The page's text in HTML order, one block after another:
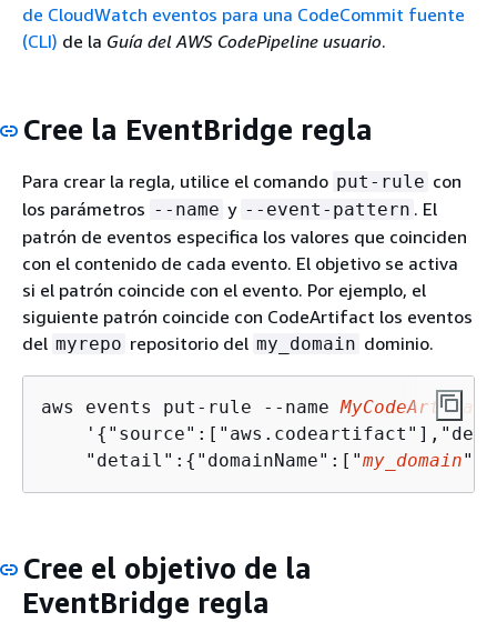
de CloudWatch eventos para una CodeCommit fuente
(CLI) de la Guía del AWS CodePipeline usuario.
Cree la EventBridge regla
Para crear la regla, utilice el comando put-rule con
los parámetros --name y --event-pattern . El
patrón de eventos especifica los valores que coinciden
con el contenido de cada evento. El objetivo se activa
si el patrón coincide con el evento. Por ejemplo, el
siguiente patrón coincide con CodeArtifact los eventos
del myrepo repositorio del my_domain dominio.
aws events put-rule --name
    '
{
    "detail":
{ "domainName":["my_domain
Cree el objetivo de la
EventBridge regla